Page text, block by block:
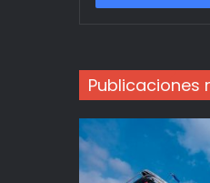
Publicaciones